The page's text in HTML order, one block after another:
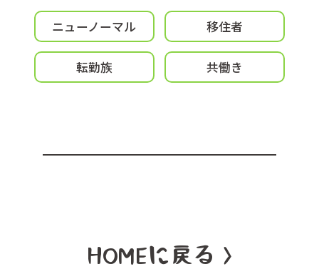
ニューノーマル 移住者
転勤族 共働き
HOMEに戻る >